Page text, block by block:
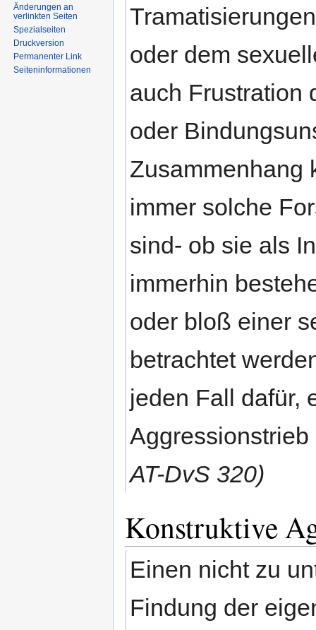
oder dem
auch Frustration
oder
Zusammenhang
immer solche
sind- ob sie als
immerhin
oder bloß einer
betrachtet
jeden Fall dafür,
AT-DvS 320)
Konstruktive
Einen nicht zu
Findung der
Änderungen an
verlinkten Seiten
Spezialseiten
Druckversion
Permanenter Link
Seiten­informationen